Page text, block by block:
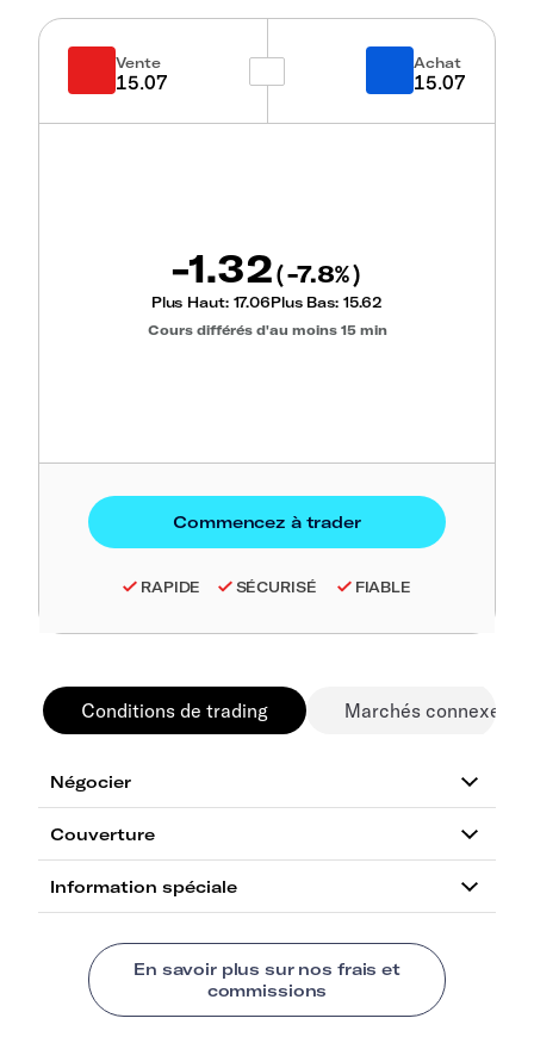
Vente
15.07
Achat
15.07
-1.32(-7.8%)
Plus Haut: 17.06Plus Bas: 15.62
Cours différés d'au moins 15 min
RAPIDE SÉCURISÉ FIABLE
Conditions de trading Marchés connexes